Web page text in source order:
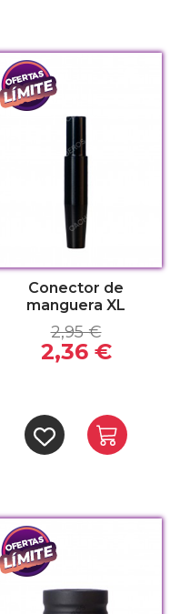
Conector de
manguera XL
2,95 €
2,36 €